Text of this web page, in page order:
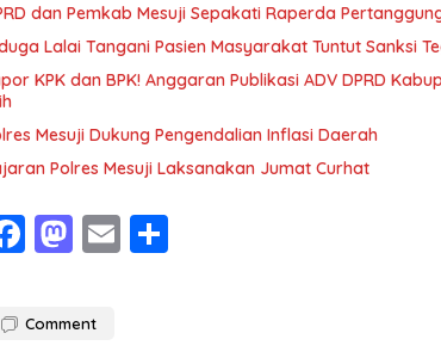
dan Pemkab Mesuji Sepakati Raperda
Lalai Tangani Pasien Masyarakat Tuntut Sanksi
KPK dan BPK! Anggaran Publikasi ADV DPRD
Mesuji Dukung Pengendalian Inflasi Daerah
Polres Mesuji Laksanakan Jumat Curhat
F
e
M
to
E
Comment